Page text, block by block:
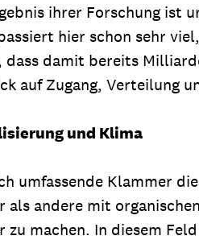
ihrer Forschung ist
hier schon sehr
damit bereits
auf Zugang, Verteilung
und Klima
umfassende Klammer
andere mit
machen. In diesem